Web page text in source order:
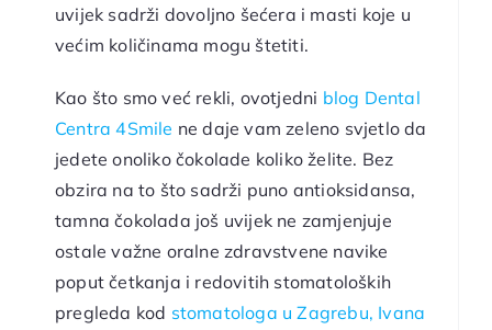
uvijek sadrži dovoljno šećera i masti koje u
većim količinama mogu štetiti.
Kao što smo već rekli, ovotjedni blog Dental
Centra 4Smile ne daje vam zeleno svjetlo da
jedete onoliko čokolade koliko želite. Bez
obzira na to što sadrži puno antioksidansa,
tamna čokolada još uvijek ne zamjenjuje
ostale važne oralne zdravstvene navike
poput četkanja i redovitih stomatoloških
pregleda kod stomatologa u Zagrebu, Ivana